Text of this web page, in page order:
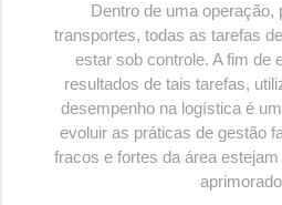
Dentro de uma operação,
transportes, todas as tarefas
estar sob controle. A fim de
resultados de tais tarefas,
desempenho na logística é
evoluir as práticas de gestão
fracos e fortes da área